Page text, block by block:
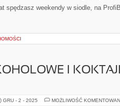
spędzasz weekendy w siodle, na
I
GRU - 2 - 2025 MOŻLIWOŚĆ